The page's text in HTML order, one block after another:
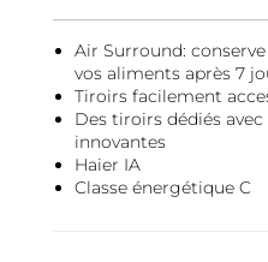
Air Surround:
vos aliments après 7
Tiroirs facilement
Des tiroirs dédiés
innovantes
Haier IA
Classe énergétique C